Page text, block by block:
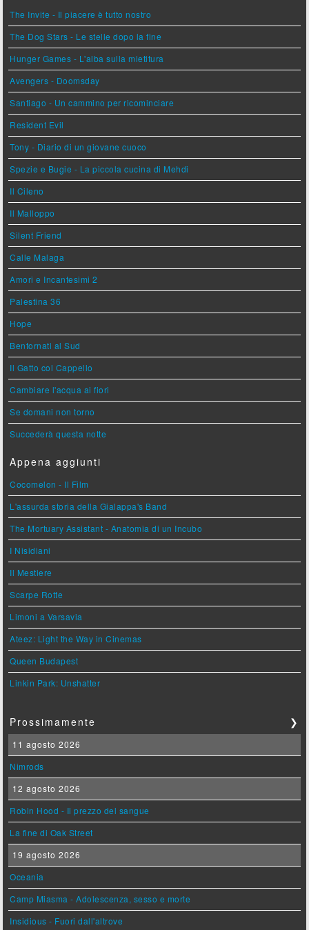
The Invite - Il piacere è tutto nostro
The Dog Stars - Le stelle dopo la fine
Hunger Games - L'alba sulla mietitura
Avengers - Doomsday
Santiago - Un cammino per ricominciare
Resident Evil
Tony - Diario di un giovane cuoco
Spezie e Bugie - La piccola cucina di Mehdi
Il Cileno
Il Malloppo
Silent Friend
Calle Malaga
Amori e Incantesimi 2
Palestina 36
Hope
Bentornati al Sud
Il Gatto col Cappello
Cambiare l'acqua ai fiori
Se domani non torno
Succederà questa notte
Appena aggiunti
Cocomelon - Il Film
L'assurda storia della Gialappa's Band
The Mortuary Assistant - Anatomia di un Incubo
I Nisidiani
Il Mestiere
Scarpe Rotte
Limoni a Varsavia
Ateez: Light the Way in Cinemas
Queen Budapest
Linkin Park: Unshatter
Prossimamente ❯
11 agosto 2026
Nimrods
12 agosto 2026
Robin Hood - Il prezzo del sangue
La fine di Oak Street
19 agosto 2026
Oceania
Camp Miasma - Adolescenza, sesso e morte
Insidious - Fuori dall'altrove